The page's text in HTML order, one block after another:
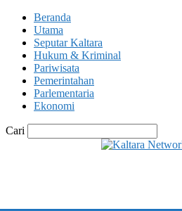
Beranda
Utama
Seputar Kaltara
Hukum & Kriminal
Pariwisata
Pemerintahan
Parlementaria
Ekonomi
Cari